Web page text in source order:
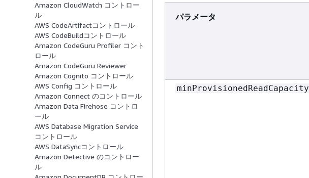
Amazon CloudWatch コントロー
ル
AWS CodeArtifactコントロール
AWS CodeBuildコントロール
Amazon CodeGuru Profiler コント
ロール
Amazon CodeGuru Reviewer
Amazon Cognito コントロール
AWS Config コントロール
Amazon Connect のコントロール
Amazon Data Firehose コントロ
ール
AWS Database Migration Service
コントロール
AWS DataSyncコントロール
Amazon Detective のコントロー
ル
パラメータ
minProvisionedReadCapacity